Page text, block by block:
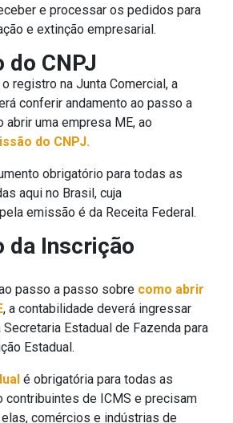
e processar os pedidos para
e extinção empresarial.
do CNPJ
registro na Junta Comercial, a
conferir andamento ao passo a
uma empresa ME, ao
do CNPJ.
obrigatório para todas as
aqui no Brasil, cuja
emissão é da Receita Federal.
da Inscrição
passo a passo sobre como abrir
, a contabilidade deverá ingressar
Estadual de Fazenda para
Estadual.
é obrigatória para todas as
contribuintes de ICMS e precisam
comércios e indústrias de